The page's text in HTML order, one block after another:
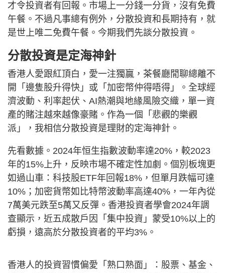
才令投資者有回報。市場上一分錢一分貨，沒有免費
午餐。不過凡事總有例外，分散投資和長期持有，就
是世上唯二免費午餐。今期我們先談分散投資。
分散投資是定海神針
香港人愛跟紅頂白，愛一注獨贏，茶餐廳閒聊總離不
開「邊隻股升得快」或「加密幣仲得唔得」。全球經
濟波動、利率起伏、AI熱潮與地緣風險交織，單一資
產的賭注越來越像豪賭。作為一個「悲觀的樂觀
派」，我相信分散投資是理財的定海神針。
先看數據。2024年恒生指數波動率達20%，較2023
年的15%上升，反映市場不確定性加劇。個別板塊更
如過山車：科技股ETF年回報18%，但單月跌幅可達
10%；加密貨幣如比特幣波動率高達40%，一年內從
7萬美元跌至5萬又反彈。香港投資者學會2024年調
查顯示，近五成散戶因「集中投資」蒙受10%以上的
虧損，遠高於分散投資者的平均3%。
香港人的投資習慣偏愛「熟口熟面」：股票、基金、